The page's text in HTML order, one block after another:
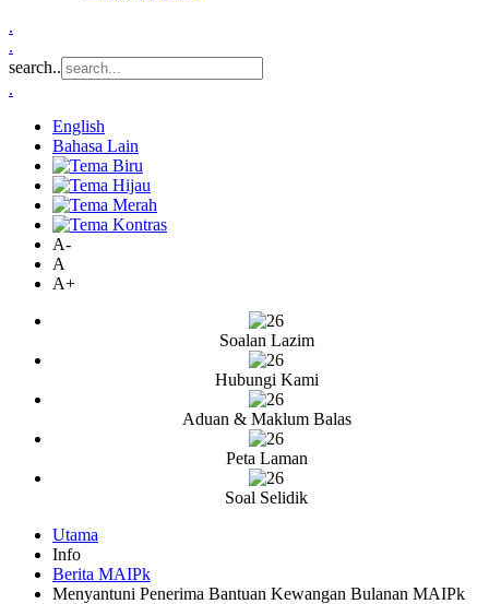
.
.
search..
.
English
Bahasa Lain
A-
A
A+
Soalan Lazim
Hubungi Kami
Aduan & Maklum Balas
Peta Laman
Soal Selidik
Utama
Info
Berita MAIPk
Menyantuni Penerima Bantuan Kewangan Bulanan MAIPk